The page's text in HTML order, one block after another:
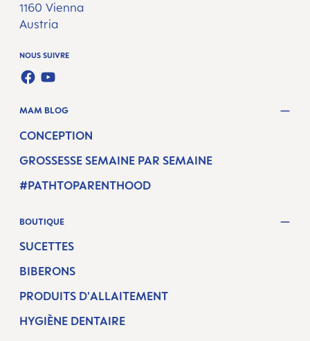
1160 Vienna
Austria
NOUS SUIVRE
FACEBOOK
YOUTUBE
MAM BLOG
CONCEPTION
GROSSESSE SEMAINE PAR SEMAINE
#PATHTOPARENTHOOD
BOUTIQUE
SUCETTES
BIBERONS
PRODUITS D'ALLAITEMENT
HYGIÈNE DENTAIRE